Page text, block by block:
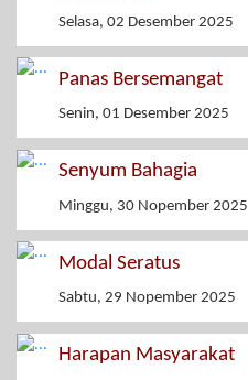
Selasa, 02 Desember 2025
Panas Bersemangat
Senin, 01 Desember 2025
Senyum Bahagia
Minggu, 30 Nopember 2025
Modal Seratus
Sabtu, 29 Nopember 2025
Harapan Masyarakat